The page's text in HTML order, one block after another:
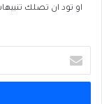
او تود ان تصلك
بريدك
الإلكتروني